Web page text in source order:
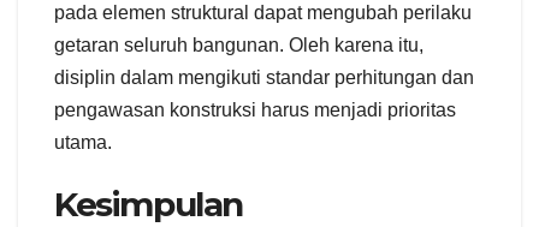
pada elemen struktural dapat mengubah perilaku
getaran seluruh bangunan. Oleh karena itu,
disiplin dalam mengikuti standar perhitungan dan
pengawasan konstruksi harus menjadi prioritas
utama.
Kesimpulan